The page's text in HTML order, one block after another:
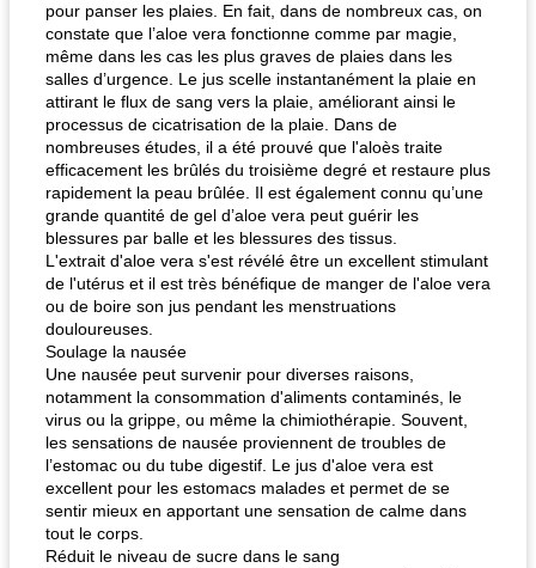
pour panser les plaies. En fait, dans de nombreux cas, on
constate que l’aloe vera fonctionne comme par magie,
même dans les cas les plus graves de plaies dans les
salles d’urgence. Le jus scelle instantanément la plaie en
attirant le flux de sang vers la plaie, améliorant ainsi le
processus de cicatrisation de la plaie. Dans de
nombreuses études, il a été prouvé que l'aloès traite
efficacement les brûlés du troisième degré et restaure plus
rapidement la peau brûlée. Il est également connu qu’une
grande quantité de gel d’aloe vera peut guérir les
blessures par balle et les blessures des tissus.
L'extrait d'aloe vera s'est révélé être un excellent stimulant
de l'utérus et il est très bénéfique de manger de l'aloe vera
ou de boire son jus pendant les menstruations
douloureuses.
Soulage la nausée
Une nausée peut survenir pour diverses raisons,
notamment la consommation d'aliments contaminés, le
virus ou la grippe, ou même la chimiothérapie. Souvent,
les sensations de nausée proviennent de troubles de
l’estomac ou du tube digestif. Le jus d'aloe vera est
excellent pour les estomacs malades et permet de se
sentir mieux en apportant une sensation de calme dans
tout le corps.
Réduit le niveau de sucre dans le sang